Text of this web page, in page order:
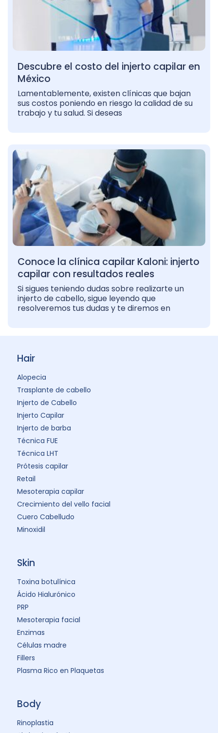
Descubre el costo del injerto capilar en
México
Lamentablemente, existen clínicas que bajan
sus costos poniendo en riesgo la calidad de su
trabajo y tu salud. Si deseas
Conoce la clínica capilar Kaloni: injerto
capilar con resultados reales
Si sigues teniendo dudas sobre realizarte un
injerto de cabello, sigue leyendo que
resolveremos tus dudas y te diremos en
Hair
Alopecia
Trasplante de cabello
Injerto de Cabello
Injerto Capilar
Injerto de barba
Técnica FUE
Técnica LHT
Prótesis capilar
Retail
Mesoterapia capilar
Crecimiento del vello facial
Cuero Cabelludo
Minoxidil
Skin
Toxina botulínica
Ácido Hialurónico
PRP
Mesoterapia facial
Enzimas
Células madre
Fillers
Plasma Rico en Plaquetas
Body
Rinoplastia